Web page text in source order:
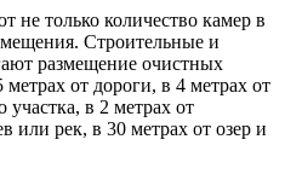
не только количество камер в
Строительные и
размещение очистных
от дороги, в 4 метрах от
участка, в 2 метрах от
или рек, в 30 метрах от озер и